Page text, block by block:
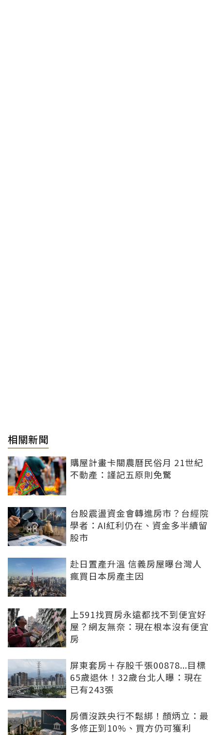
相關新聞
購屋計畫卡關農曆民俗月 21世紀
不動產：謹記五原則免驚
台股震盪資金會轉進房市？台經院
學者：AI紅利仍在、資金多半續留
股市
赴日置產升溫 信義房屋曝台灣人
瘋買日本房產主因
上591找買房永遠都找不到便宜好
屋？網友無奈：現在根本沒有便宜
房
屏東套房＋存股千張00878...目標
65歲退休！32歲台北人曝：現在
已有243張
房價沒跌央行不鬆綁！顏炳立：最
多修正到10%、買方仍可獲利